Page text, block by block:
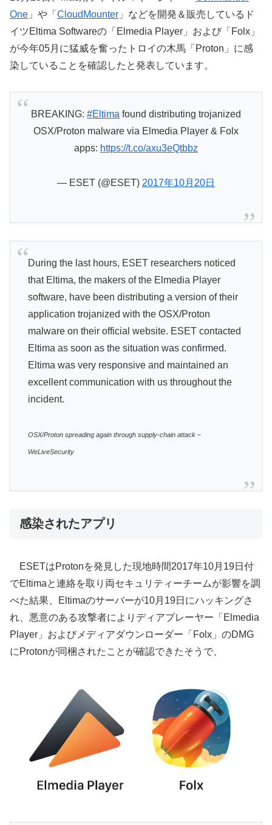
One 」や「 CloudMounter 」などを開発＆販売しているド
イツEltima Softwareの「Elmedia Player」および「Folx」
が今年05月に猛威を奮ったトロイの木馬「Proton」に感
染していることを確認したと発表しています。
BREAKING: #Eltima found distributing trojanized
OSX/Proton malware via Elmedia Player & Folx
apps: https://t.co/axu3eQtbbz
— ESET (@ESET) 2017年10月20日
During the last hours, ESET researchers noticed
that Eltima, the makers of the Elmedia Player
software, have been distributing a version of their
application trojanized with the OSX/Proton
malware on their official website. ESET contacted
Eltima as soon as the situation was confirmed.
Eltima was very responsive and maintained an
excellent communication with us throughout the
incident.
OSX/Proton spreading again through supply-chain attack –
WeLiveSecurity
感染されたアプリ
ESETはProtonを発見した現地時間2017年10月19日付
でEltimaと連絡を取り両セキュリティーチームが影響を調
べた結果、Eltimaのサーバーが10月19日にハッキングさ
れ、悪意のある攻撃者によりディアプレーヤー「Elmedia
Player」およびメディアダウンローダー「Folx」のDMG
にProtonが同梱されたことが確認できたそうで、